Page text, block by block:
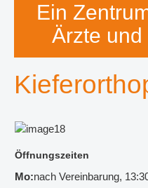
Ein
Ärzte und
Öffnungszeiten
Mo:nach Vereinbarung,